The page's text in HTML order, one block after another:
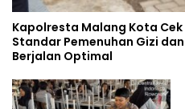
Kapolresta Malang Kota Cek
Standar Pemenuhan Gizi
Berjalan Optimal